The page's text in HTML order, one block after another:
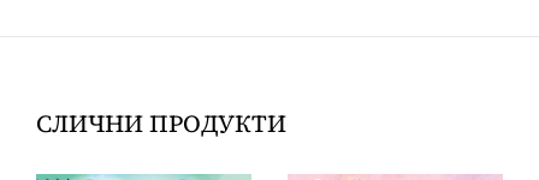
СЛИЧНИ ПРОДУКТИ